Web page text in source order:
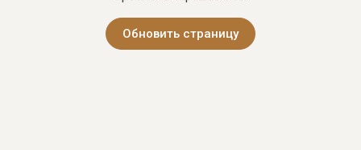
Обновить страницу